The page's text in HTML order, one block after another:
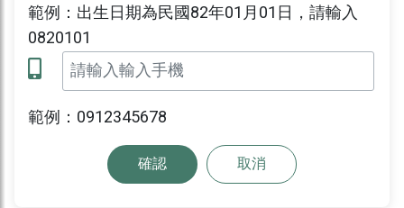
範例：出生日期為民國82年01月01日，請輸入
0820101
範例：0912345678
確認 取消